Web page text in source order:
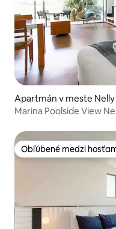
Apartmán v meste Nelly
Marina Poolside View
Obľúbené medzi
Obľúbené medzi